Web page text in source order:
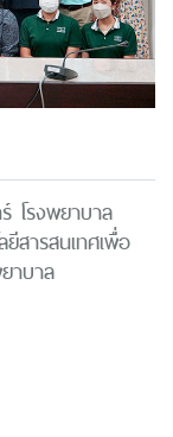
โรงพยาบาล
สารสนเทศเพื่อ
าบาล